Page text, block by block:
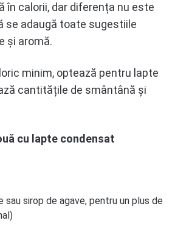
în calorii, dar diferența nu este
se adaugă toate sugestiile
și aromă.
minim, optează pentru lapte
cantitățile de smântână și
cu lapte condensat
sau sirop de agave, pentru un plus de